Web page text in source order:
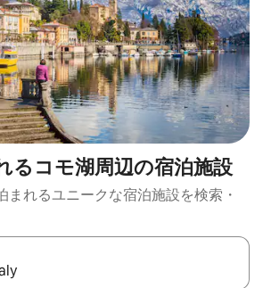
るコモ湖周辺の宿泊施設
れるユニークな宿泊施設を検索・
れたら、上下の矢印キーを使って移動するか